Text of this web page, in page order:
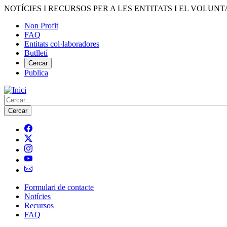
Vés
contingut
NOTÍCIES I RECURSOS PER A LES ENTITATS I EL
Menú
del
compte
d'usuari
Non Profit
FAQ
Entitats col·laboradores
Butlletí
Cercar
Publica
Cerca
Navegació
principal
Formulari de contacte
Notícies
Recursos
FAQ